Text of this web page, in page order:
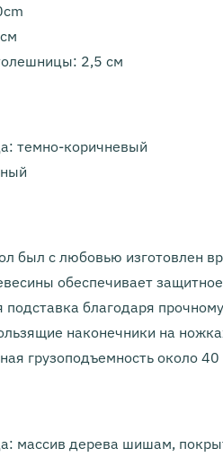
2,5 см
темно-коричневый
был с любовью изготовлен
обеспечивает
подставка благодаря
наконечники на
грузоподъемность около 40
массив дерева шишам,